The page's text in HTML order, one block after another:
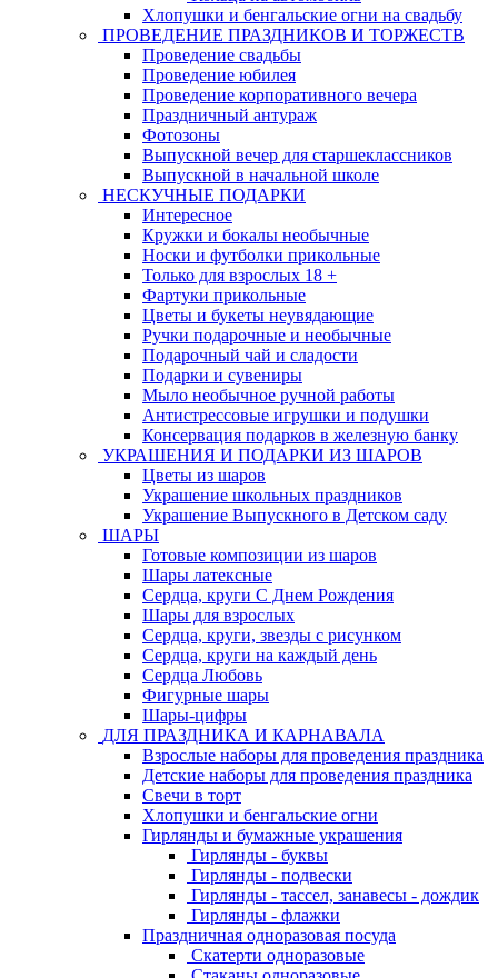
Хлопушки и бенгальские огни на свадьбу
ПРОВЕДЕНИЕ ПРАЗДНИКОВ И ТОРЖЕСТВ
Проведение свадьбы
Проведение юбилея
Проведение корпоративного вечера
Праздничный антураж
Фотозоны
Выпускной вечер для старшеклассников
Выпускной в начальной школе
НЕСКУЧНЫЕ ПОДАРКИ
Интересное
Кружки и бокалы необычные
Носки и футболки прикольные
Только для взрослых 18 +
Фартуки прикольные
Цветы и букеты неувядающие
Ручки подарочные и необычные
Подарочный чай и сладости
Подарки и сувениры
Мыло необычное ручной работы
Антистрессовые игрушки и подушки
Консервация подарков в железную банку
УКРАШЕНИЯ И ПОДАРКИ ИЗ ШАРОВ
Цветы из шаров
Украшение школьных праздников
Украшение Выпускного в Детском саду
ШАРЫ
Готовые композиции из шаров
Шары латексные
Сердца, круги С Днем Рождения
Шары для взрослых
Сердца, круги, звезды с рисунком
Сердца, круги на каждый день
Сердца Любовь
Фигурные шары
Шары-цифры
ДЛЯ ПРАЗДНИКА И КАРНАВАЛА
Взрослые наборы для проведения праздника
Детские наборы для проведения праздника
Свечи в торт
Хлопушки и бенгальские огни
Гирлянды и бумажные украшения
Гирлянды - буквы
Гирлянды - подвески
Гирлянды - тассел, занавесы - дождик
Гирлянды - флажки
Праздничная одноразовая посуда
Скатерти одноразовые